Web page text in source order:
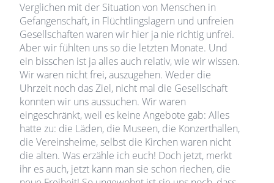
Verglichen mit der Situation von Menschen in
Gefangenschaft, in Flüchtlingslagern und unfreien
Gesellschaften waren wir hier ja nie richtig unfrei.
Aber wir fühlten uns so die letzten Monate. Und
ein bisschen ist ja alles auch relativ, wie wir wissen.
Wir waren nicht frei, auszugehen. Weder die
Uhrzeit noch das Ziel, nicht mal die Gesellschaft
konnten wir uns aussuchen. Wir waren
eingeschränkt, weil es keine Angebote gab: Alles
hatte zu: die Läden, die Museen, die Konzerthallen,
die Vereinsheime, selbst die Kirchen waren nicht
die alten. Was erzähle ich euch! Doch jetzt, merkt
ihr es auch, jetzt kann man sie schon riechen, die